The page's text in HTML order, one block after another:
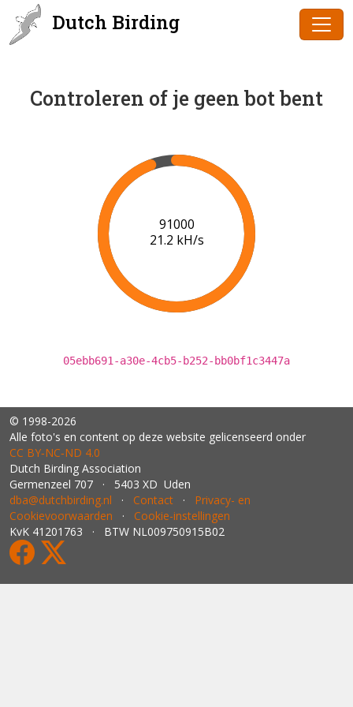
Dutch Birding
Controleren of je geen bot bent
91000
21.2 kH/s
05ebb691-a30e-4cb5-b252-bb0bf1c3447a
© 1998-2026
Alle foto's en content op deze website gelicenseerd onder
CC BY‑NC‑ND 4.0
Dutch Birding Association
Germenzeel 707 · 5403 XD Uden
dba@dutchbirding.nl · Contact · Privacy- en
Cookievoorwaarden · Cookie-instellingen
KvK 41201763 · BTW NL009750915B02